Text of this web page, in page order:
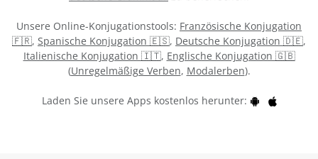
Unsere Online-Konjugationstools: Französische Konjugation
🇫🇷, Spanische Konjugation 🇪🇸, Deutsche Konjugation 🇩🇪,
Italienische Konjugation 🇮🇹, Englische Konjugation 🇬🇧
(Unregelmäßige Verben, Modalerben).
Laden Sie unsere Apps kostenlos herunter: